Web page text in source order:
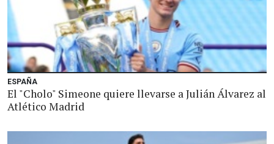
ESPAÑA
El "Cholo" Simeone quiere llevarse a Julián Álvarez al
Atlético Madrid